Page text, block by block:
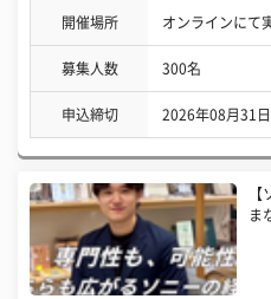
開催場所 オンラインにて
募集人数 300名
申込締切 2026年08月31
ま